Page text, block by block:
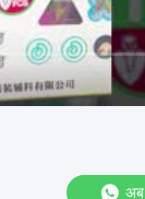
अब